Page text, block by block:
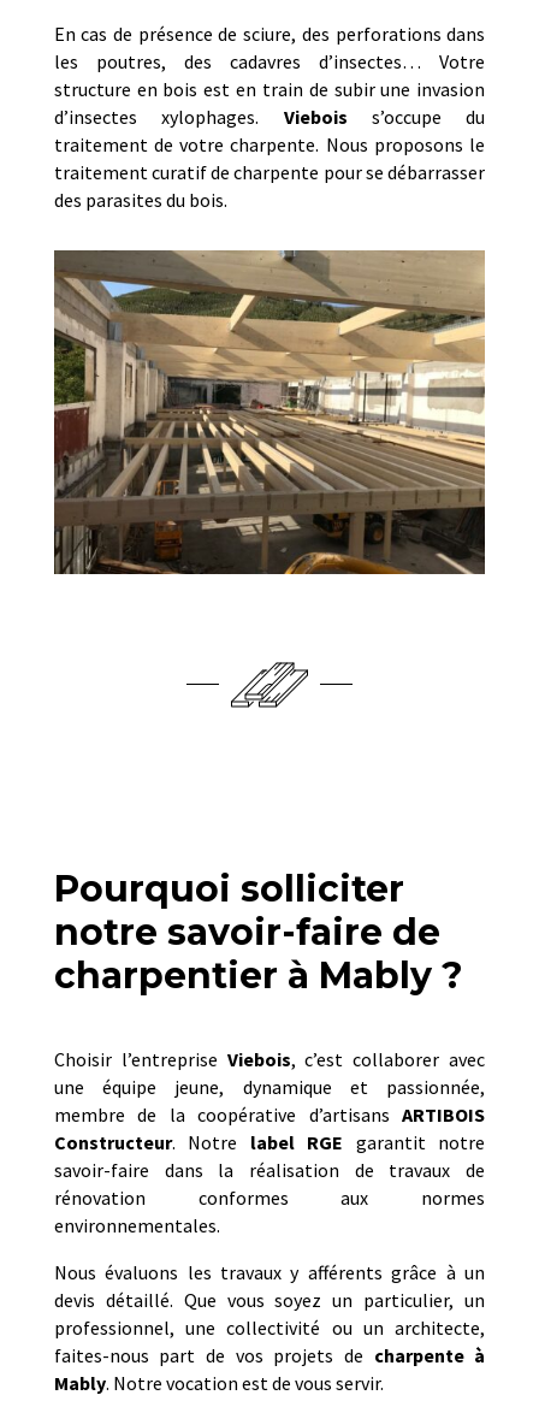
En cas de présence de sciure, des perforations dans
les poutres, des cadavres d’insectes… Votre
structure en bois est en train de subir une invasion
d’insectes xylophages. Viebois s’occupe du
traitement de votre charpente. Nous proposons le
traitement curatif de charpente pour se débarrasser
des parasites du bois.
Pourquoi solliciter
notre savoir-faire de
charpentier à Mably ?
Choisir l’entreprise Viebois, c’est collaborer avec
une équipe jeune, dynamique et passionnée,
membre de la coopérative d’artisansARTIBOIS
Constructeur. Notre label RGE garantit notre
savoir-faire dans la réalisation de travaux de
rénovation conformes aux normes
environnementales.
Nous évaluons les travaux y afférents grâce à un
devis détaillé. Que vous soyez un particulier, un
professionnel, une collectivité ou un architecte,
faites-nous part de vos projets de charpente à
Mably. Notre vocation est de vous servir.